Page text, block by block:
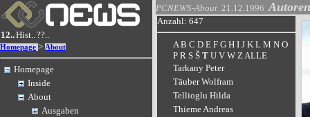
12..Hist..??..
Homepage > About
Homepage
Inside
About
Ausgaben
PCNEWS-About 21.12.1996 Autoren
Anzahl: 647
A B C D E F G H I J K L M N O
P R S Š T U V W ZALLE
Tarkany Peter
Täuber Wolfram
Tellioglu Hilda
Thieme Andreas